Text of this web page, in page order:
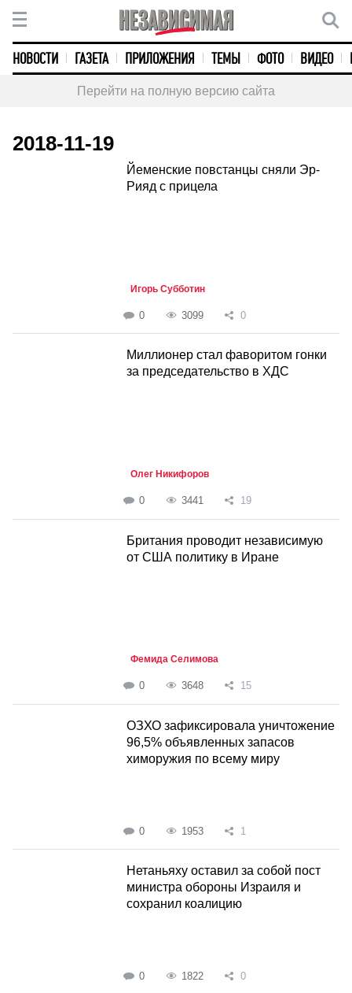
НОВОСТИ ГАЗЕТА ПРИЛОЖЕНИЯ ТЕМЫ ФОТО ВИДЕО
Перейти на полную версию сайта
2018-11-19
Йеменские повстанцы сняли Эр-
Рияд с прицела
Игорь Субботин
0 3099 0
Миллионер стал фаворитом гонки
за председательство в ХДС
Олег Никифоров
0 3441 19
Британия проводит независимую
от США политику в Иране
Фемида Селимова
0 3648 15
ОЗХО зафиксировала уничтожение
96,5% объявленных запасов
химоружия по всему миру
0 1953 1
Нетаньяху оставил за собой пост
министра обороны Израиля и
сохранил коалицию
0 1822 0